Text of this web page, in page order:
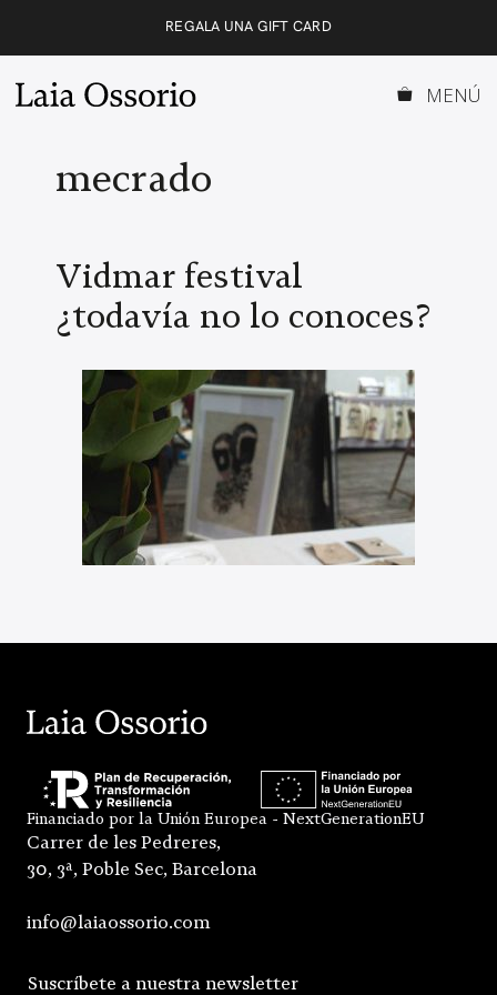
REGALA UNA GIFT CARD
MENÚ
mecrado
Vidmar festival
¿todavía no lo conoces?
Financiado por la Unión Europea - NextGenerationEU
Carrer de les Pedreres,
30, 3ª, Poble Sec, Barcelona
info@laiaossorio.com